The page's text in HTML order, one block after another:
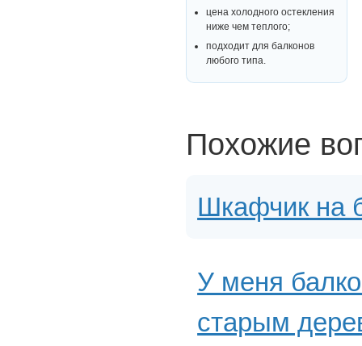
цена холодного остекления
ниже чем теплого;
подходит для балконов
любого типа.
Похожие
Шкафчик на
У меня
старым